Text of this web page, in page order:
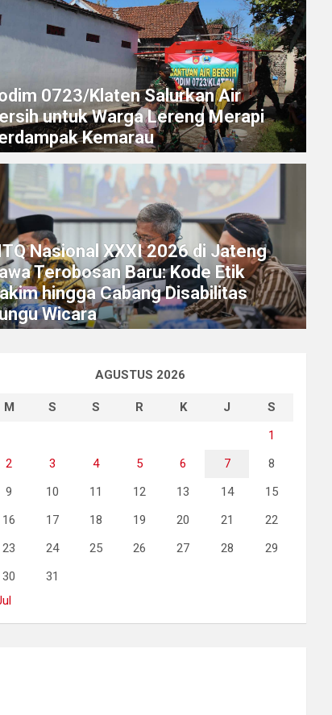
0723/Klaten Salurkan Air
untuk Warga Lereng Merapi
Kemarau
Nasional XXXI 2026 di Jateng
Terobosan Baru: Kode Etik
hingga Cabang Disabilitas
Wicara
AGUSTUS 2026
M S S R K J
S
1
2
3 4 5 6 7
8
9
10 11 12 13 14
15
16
17 18 19 20 21
22
23
24 25 26 27 28
29
30
31